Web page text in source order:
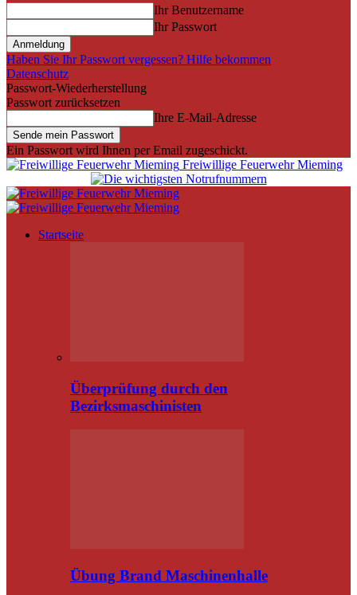
Ihr Benutzername
Ihr Passwort
Haben Sie Ihr Passwort vergessen? Hilfe bekommen
Datenschutz
Passwort-Wiederherstellung
Passwort zurücksetzen
Ihre E-Mail-Adresse
Ein Passwort wird Ihnen per Email zugeschickt.
Freiwillige Feuerwehr Mieming
Startseite
Überprüfung durch den
Bezirksmaschinisten
Übung Brand Maschinenhalle